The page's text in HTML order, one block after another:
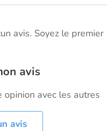
avis. Soyez le premier
avis
avec les autres
avis